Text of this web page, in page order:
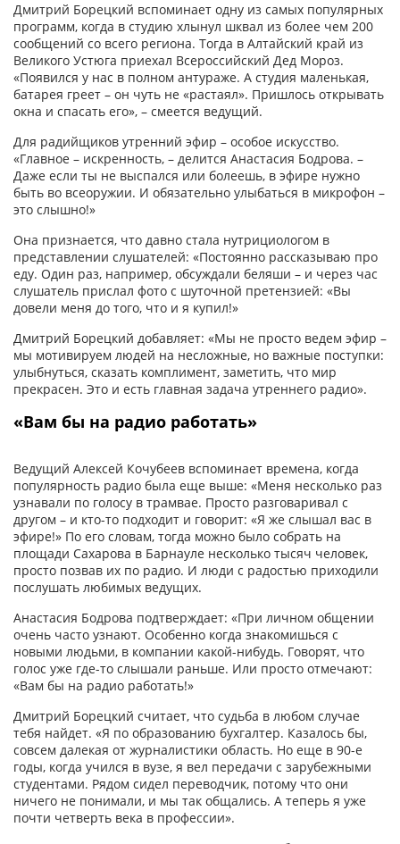
Дмитрий Борецкий вспоминает одну из самых популярных
программ, когда в студию хлынул шквал из более чем 200
сообщений со всего региона. Тогда в Алтайский край из
Великого Устюга приехал Всероссийский Дед Мороз.
«Появился у нас в полном антураже. А студия маленькая,
батарея греет – он чуть не «растаял». Пришлось открывать
окна и спасать его», – смеется ведущий.
Для радийщиков утренний эфир – особое искусство.
«Главное – искренность, – делится Анастасия Бодрова. –
Даже если ты не выспался или болеешь, в эфире нужно
быть во всеоружии. И обязательно улыбаться в микрофон –
это слышно!»
Она признается, что давно стала нутрициологом в
представлении слушателей: «Постоянно рассказываю про
еду. Один раз, например, обсуждали беляши – и через час
слушатель прислал фото с шуточной претензией: «Вы
довели меня до того, что и я купил!»
Дмитрий Борецкий добавляет: «Мы не просто ведем эфир –
мы мотивируем людей на несложные, но важные поступки:
улыбнуться, сказать комплимент, заметить, что мир
прекрасен. Это и есть главная задача утреннего радио».
«Вам бы на радио работать»
Ведущий Алексей Кочубеев вспоминает времена, когда
популярность радио была еще выше: «Меня несколько раз
узнавали по голосу в трамвае. Просто разговаривал с
другом – и кто-то подходит и говорит: «Я же слышал вас в
эфире!» По его словам, тогда можно было собрать на
площади Сахарова в Барнауле несколько тысяч человек,
просто позвав их по радио. И люди с радостью приходили
послушать любимых ведущих.
Анастасия Бодрова подтверждает: «При личном общении
очень часто узнают. Особенно когда знакомишься с
новыми людьми, в компании какой-нибудь. Говорят, что
голос уже где-то слышали раньше. Или просто отмечают:
«Вам бы на радио работать!»
Дмитрий Борецкий считает, что судьба в любом случае
тебя найдет. «Я по образованию бухгалтер. Казалось бы,
совсем далекая от журналистики область. Но еще в 90-е
годы, когда учился в вузе, я вел передачи с зарубежными
студентами. Рядом сидел переводчик, потому что они
ничего не понимали, и мы так общались. А теперь я уже
почти четверть века в профессии».